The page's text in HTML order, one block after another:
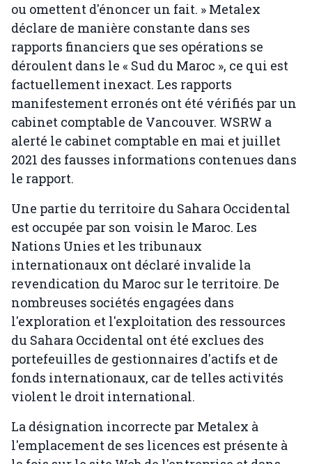
ou omettent d'énoncer un fait. » Metalex
déclare de manière constante dans ses
rapports financiers que ses opérations se
déroulent dans le « Sud du Maroc », ce qui est
factuellement inexact. Les rapports
manifestement erronés ont été vérifiés par un
cabinet comptable de Vancouver. WSRW a
alerté le cabinet comptable en mai et juillet
2021 des fausses informations contenues dans
le rapport.
Une partie du territoire du Sahara Occidental
est occupée par son voisin le Maroc. Les
Nations Unies et les tribunaux
internationaux ont déclaré invalide la
revendication du Maroc sur le territoire. De
nombreuses sociétés engagées dans
l'exploration et l'exploitation des ressources
du Sahara Occidental ont été exclues des
portefeuilles de gestionnaires d'actifs et de
fonds internationaux, car de telles activités
violent le droit international.
La désignation incorrecte par Metalex à
l'emplacement de ses licences est présente à